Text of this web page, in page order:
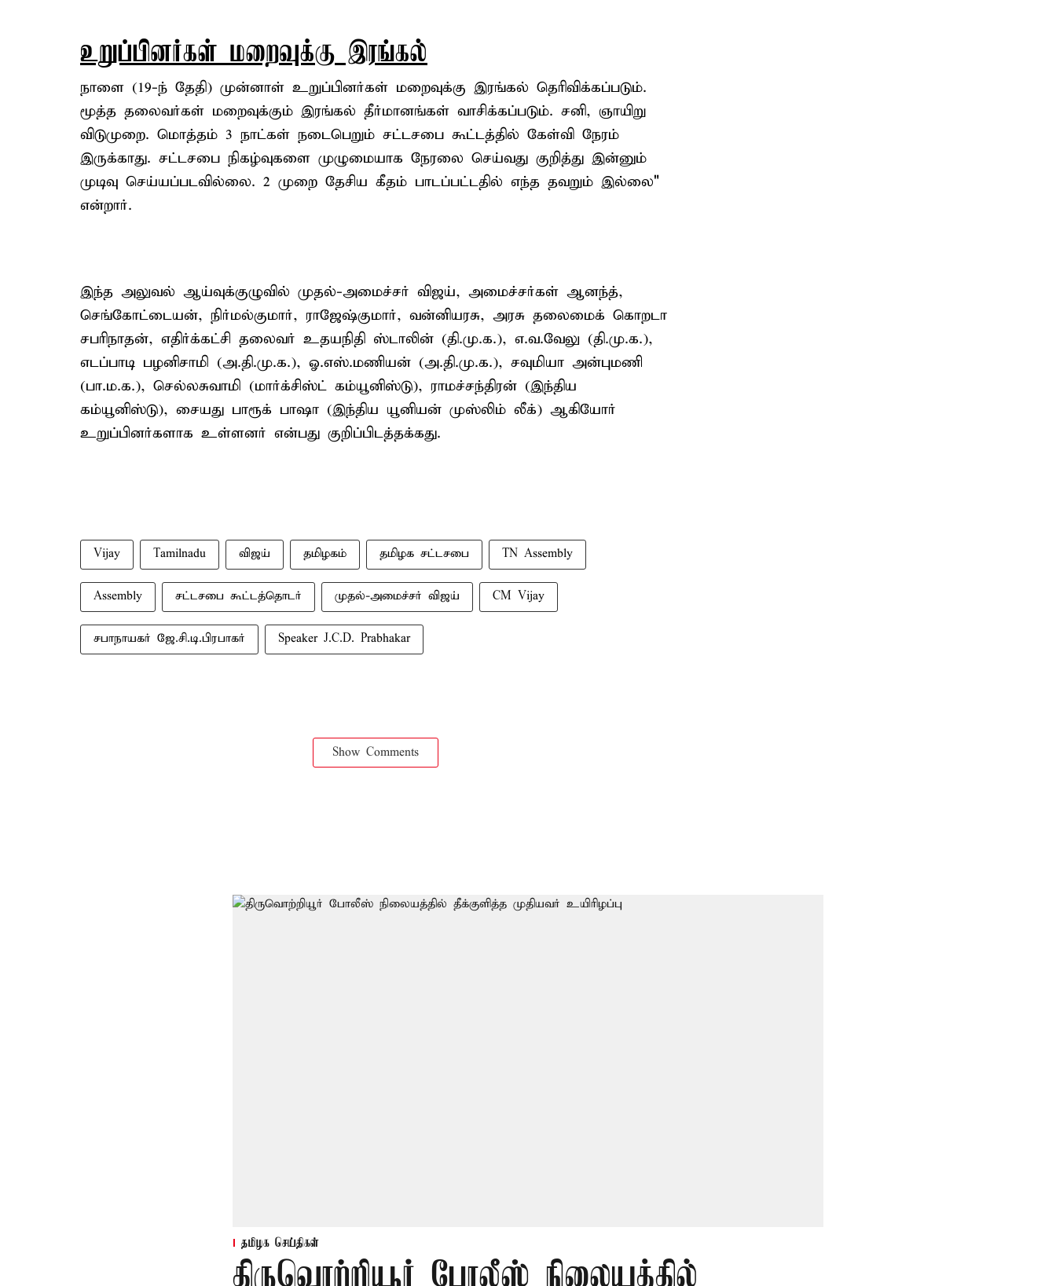
உறுப்பினர்கள் மறைவுக்கு இரங்கல்
நாளை (19-ந் தேதி) முன்னாள் உறுப்பினர்கள் மறைவுக்கு இரங்கல் தெரிவிக்கப்படும்.
மூத்த தலைவர்கள் மறைவுக்கும் இரங்கல் தீர்மானங்கள் வாசிக்கப்படும். சனி, ஞாயிறு
விடுமுறை. மொத்தம் 3 நாட்கள் நடைபெறும் சட்டசபை கூட்டத்தில் கேள்வி நேரம்
இருக்காது. சட்டசபை நிகழ்வுகளை முழுமையாக நேரலை செய்வது குறித்து இன்னும்
முடிவு செய்யப்படவில்லை. 2 முறை தேசிய கீதம் பாடப்பட்டதில் எந்த தவறும் இல்லை"
என்றார்.
இந்த அலுவல் ஆய்வுக்குழுவில் முதல்-அமைச்சர் விஜய், அமைச்சர்கள் ஆனந்த்,
செங்கோட்டையன், நிர்மல்குமார், ராஜேஷ்குமார், வன்னியரசு, அரசு தலைமைக் கொறடா
சபரிநாதன், எதிர்க்கட்சி தலைவர் உதயநிதி ஸ்டாலின் (தி.மு.க.), எ.வ.வேலு (தி.மு.க.),
எடப்பாடி பழனிசாமி (அ.தி.மு.க.), ஓ.எஸ்.மணியன் (அ.தி.மு.க.), சவுமியா அன்புமணி
(பா.ம.க.), செல்லசுவாமி (மார்க்சிஸ்ட் கம்யூனிஸ்டு), ராமச்சந்திரன் (இந்திய
கம்யூனிஸ்டு), சையது பாரூக் பாஷா (இந்திய யூனியன் முஸ்லிம் லீக்) ஆகியோர்
உறுப்பினர்களாக உள்ளனர் என்பது குறிப்பிடத்தக்கது.
Vijay Tamilnadu விஜய் தமிழகம் தமிழக சட்டசபை TN Assembly
Assembly சட்டசபை கூட்டத்தொடர் முதல்-அமைச்சர் விஜய் CM Vijay
சபாநாயகர் ஜே.சி.டி.பிரபாகர் Speaker J.C.D. Prabhakar
Show Comments
தமிழக செய்திகள்
திருவொற்றியூர் போலீஸ் நிலையத்தில்